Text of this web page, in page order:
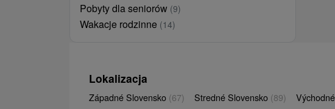
Pobyty dla seniorów (9)
Wakacje rodzinne (14)
Lokalizacja
Západné Slovensko (67) Stredné Slovensko (89)